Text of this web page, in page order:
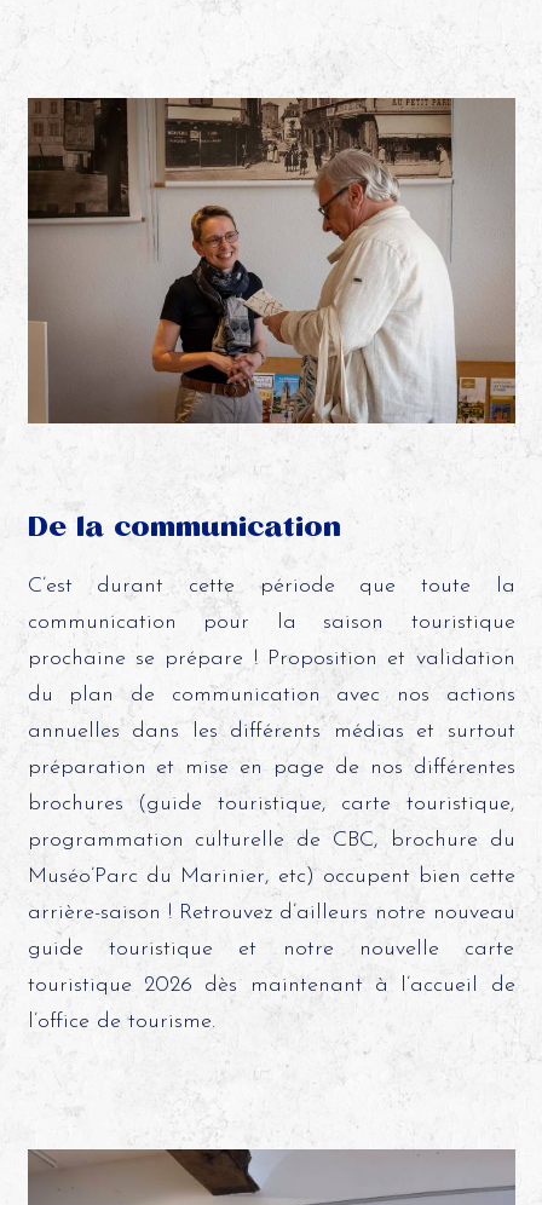
De la communication
C’est durant cette période que toute la
communication pour la saison touristique
prochaine se prépare ! Proposition et validation
du plan de communication avec nos actions
annuelles dans les différents médias et surtout
préparation et mise en page de nos différentes
brochures (guide touristique, carte touristique,
programmation culturelle de CBC, brochure du
Muséo’Parc du Marinier, etc) occupent bien cette
arrière-saison ! Retrouvez d’ailleurs notre nouveau
guide touristique et notre nouvelle carte
touristique 2026 dès maintenant à l’accueil de
l’office de tourisme.